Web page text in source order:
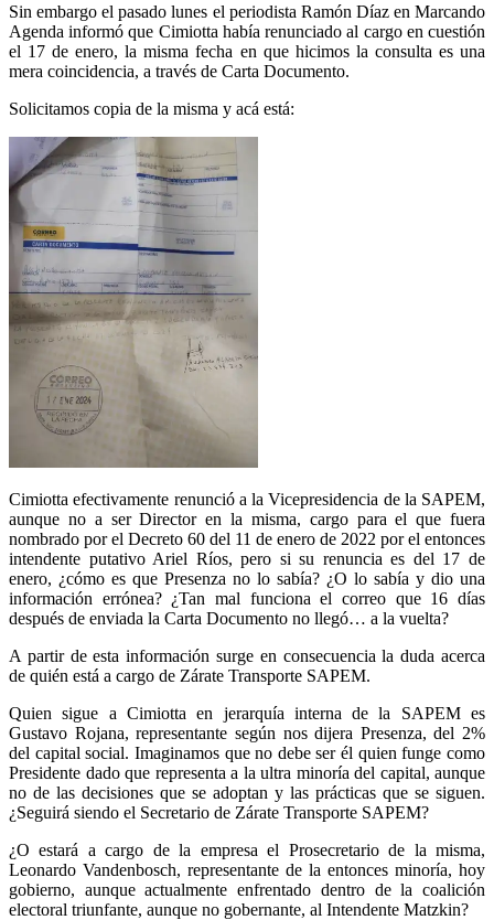
Sin embargo el pasado lunes el periodista Ramón Díaz en Marcando
Agenda informó que Cimiotta había renunciado al cargo en cuestión
el 17 de enero, la misma fecha en que hicimos la consulta es una
mera coincidencia, a través de Carta Documento.
Solicitamos copia de la misma y acá está:
Cimiotta efectivamente renunció a la Vicepresidencia de la SAPEM,
aunque no a ser Director en la misma, cargo para el que fuera
nombrado por el Decreto 60 del 11 de enero de 2022 por el entonces
intendente putativo Ariel Ríos, pero si su renuncia es del 17 de
enero, ¿cómo es que Presenza no lo sabía? ¿O lo sabía y dio una
información errónea? ¿Tan mal funciona el correo que 16 días
después de enviada la Carta Documento no llegó… a la vuelta?
A partir de esta información surge en consecuencia la duda acerca
de quién está a cargo de Zárate Transporte SAPEM.
Quien sigue a Cimiotta en jerarquía interna de la SAPEM es
Gustavo Rojana, representante según nos dijera Presenza, del 2%
del capital social. Imaginamos que no debe ser él quien funge como
Presidente dado que representa a la ultra minoría del capital, aunque
no de las decisiones que se adoptan y las prácticas que se siguen.
¿Seguirá siendo el Secretario de Zárate Transporte SAPEM?
¿O estará a cargo de la empresa el Prosecretario de la misma,
Leonardo Vandenbosch, representante de la entonces minoría, hoy
gobierno, aunque actualmente enfrentado dentro de la coalición
electoral triunfante, aunque no gobernante, al Intendente Matzkin?